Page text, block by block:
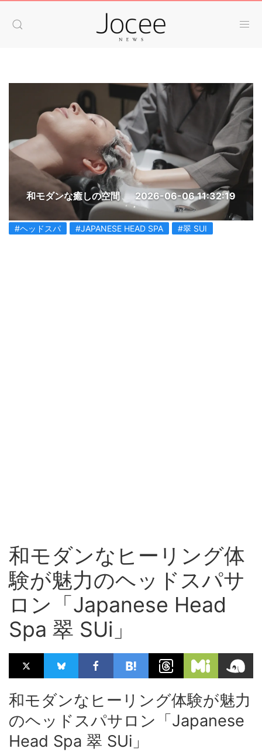
和モダンな癒しの空間 2026-06-06 11:32:19
#ヘッドスパ #JAPANESE HEAD SPA #翠 SUI
和モダンなヒーリング体
験が魅力のヘッドスパサ
ロン「Japanese Head
Spa 翠 SUi」
和モダンなヒーリング体験が魅力
のヘッドスパサロン「Japanese
Head Spa 翠 SUi」